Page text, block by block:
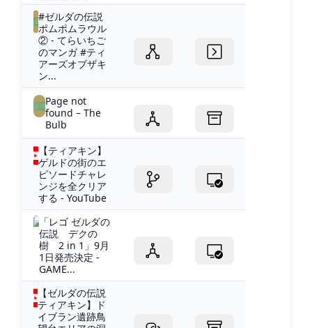
#ゼルダの伝説
ポムポムラウル
② - てらいちご
のマンガ #ティ
アーズオブザキ
ン...
Page not
found – The
Bulb
【ティアキン】
ゲルドの街のエ
ピソードチャレ
ンジを全クリア
する - YouTube
「レゴ ゼルダの
伝説 デクの
樹 2 in 1」9月
1日発売決定 -
GAME...
【ゼルダの伝説
ティアキン】ド
イブラン遺跡鳥